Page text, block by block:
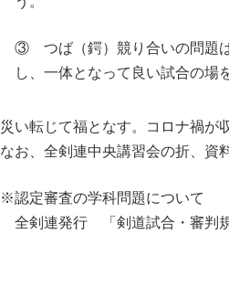
③ つば（鍔）競り合いの問題は
し、一体となって良い試合の場
災い転じて福となす。コロナ禍が
なお、全剣連中央講習会の折、資
※認定審査の学科問題について
全剣連発行 「剣道試合・審判規